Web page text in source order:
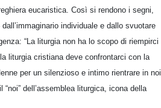
eucaristica. Così si rendono i segni,
individuale e dallo svuotare
“La liturgia non ha lo scopo di riempirci
liturgia cristiana deve confrontarci con la
per un silenzioso e intimo rientrare in noi
dell’assemblea liturgica, icona della